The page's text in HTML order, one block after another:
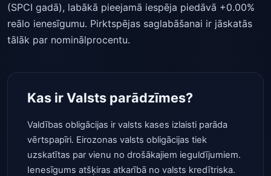
(SPCI gadā), labākā pieejamā iespēja piedāvā +0.00%
reālo ienesīgumu. Pirktspējas saglabāšanai ir jāskatās
tālāk par nominālprocentu.
Kas ir Valsts parādzīmes?
Valdības obligācijas ir valsts kases izlaisti parāda
vērtspapīri. Eirozonas valsts obligācijas tiek
uzskatītas par vienu no drošākajiem ieguldījumiem.
Ienesīgums atšķiras atkarībā no valsts kredītriska.